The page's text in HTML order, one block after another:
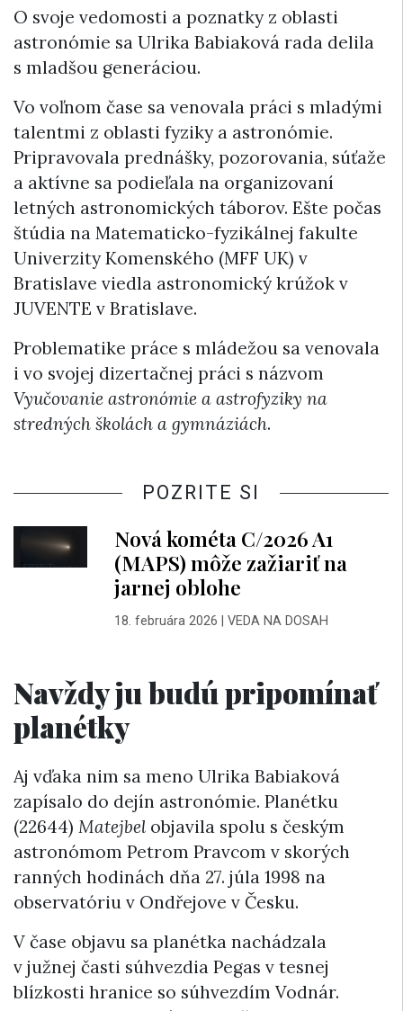
O svoje vedomosti a poznatky z oblasti
astronómie sa Ulrika Babiaková rada delila
s mladšou generáciou.
Vo voľnom čase sa venovala práci s mladými
talentmi z oblasti fyziky a astronómie.
Pripravovala prednášky, pozorovania, súťaže
a aktívne sa podieľala na organizovaní
letných astronomických táborov. Ešte počas
štúdia na Matematicko-fyzikálnej fakulte
Univerzity Komenského (MFF UK) v
Bratislave viedla astronomický krúžok v
JUVENTE v Bratislave.
Problematike práce s mládežou sa venovala
i vo svojej dizertačnej práci s názvom
Vyučovanie astronómie a astrofyziky na
stredných školách a gymnáziách.
POZRITE SI
Nová kométa C/2026 A1
(MAPS) môže zažiariť na
jarnej oblohe
18. februára 2026 VEDA NA DOSAH
Navždy ju budú pripomínať
planétky
Aj vďaka nim sa meno Ulrika Babiaková
zapísalo do dejín astronómie. Planétku
(22644) Matejbel objavila spolu s českým
astronómom Petrom Pravcom v skorých
ranných hodinách dňa 27. júla 1998 na
observatóriu v Ondřejove v Česku.
V čase objavu sa planétka nachádzala
v južnej časti súhvezdia Pegas v tesnej
blízkosti hranice so súhvezdím Vodnár.